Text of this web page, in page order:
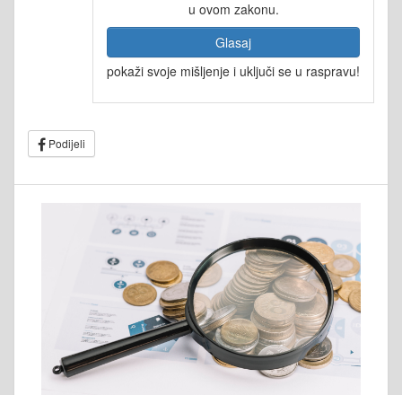
u ovom zakonu.
Glasaj
pokaži svoje mišljenje i uključi se u raspravu!
Podijeli